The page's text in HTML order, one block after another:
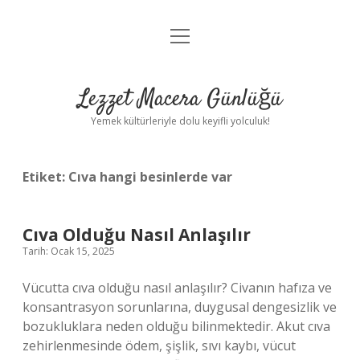
Anasayfa
Yasal Uyarı
menüyü
Lezzet Macera Günlüğü
Yemek kültürleriyle dolu keyifli yolculuk!
Etiket: Cıva hangi besinlerde var
Cıva Olduğu Nasıl Anlaşılır
Tarih: Ocak 15, 2025
Vücutta cıva olduğu nasıl anlaşılır? Civanın hafıza ve
konsantrasyon sorunlarına, duygusal dengesizlik ve
bozukluklara neden olduğu bilinmektedir. Akut cıva
zehirlenmesinde ödem, şişlik, sıvı kaybı, vücut